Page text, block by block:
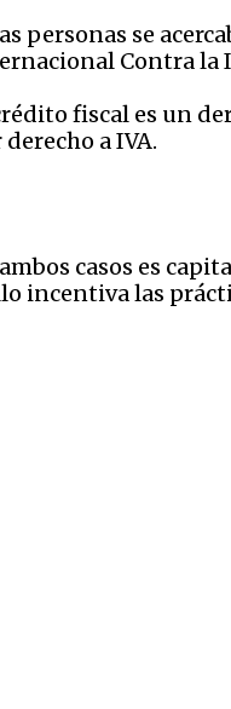
personas se
Contra la
fiscal es un
derecho a IVA.
casos es
incentiva las